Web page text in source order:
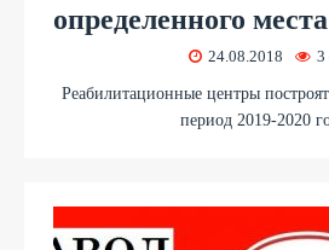
определенного
24.08.2018 3
Реабилитационные центры
период 2019-2020